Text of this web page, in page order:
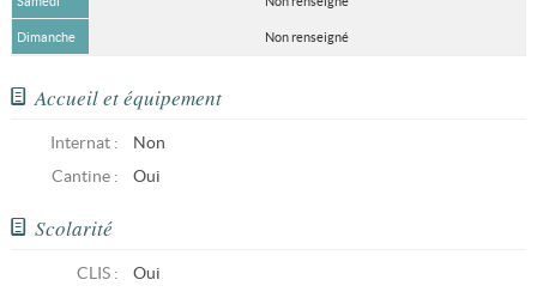
Dimanche Non renseigné
Accueil et équipement
Internat :
Non
Cantine :
Oui
Scolarité
CLIS: Oui